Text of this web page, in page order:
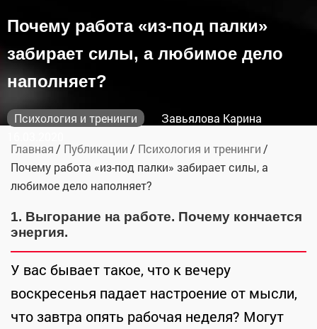
Почему работа «из-под палки»
забирает силы, а любимое дело
наполняет?
Психология и тренинги
Завьялова Карина
Главная
Публикации
Психология и тренинги
Почему работа «из-под палки» забирает силы, а
любимое дело наполняет?
1. Выгорание на работе. Почему кончается
энергия.
У вас бывает такое, что к вечеру
воскресенья падает настроение от мысли,
что завтра опять рабочая неделя? Могут